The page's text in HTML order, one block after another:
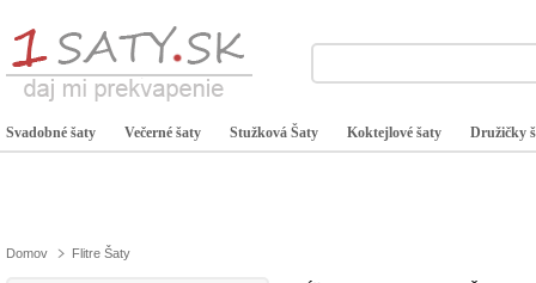
Svadobné šaty Večerné šaty Stužková Šaty Koktejlové šaty Družičky
Domov Flitre Šaty